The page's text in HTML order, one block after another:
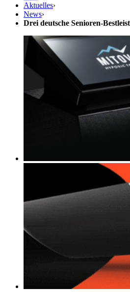
Aktuelles›
News›
Drei deutsche Senioren-